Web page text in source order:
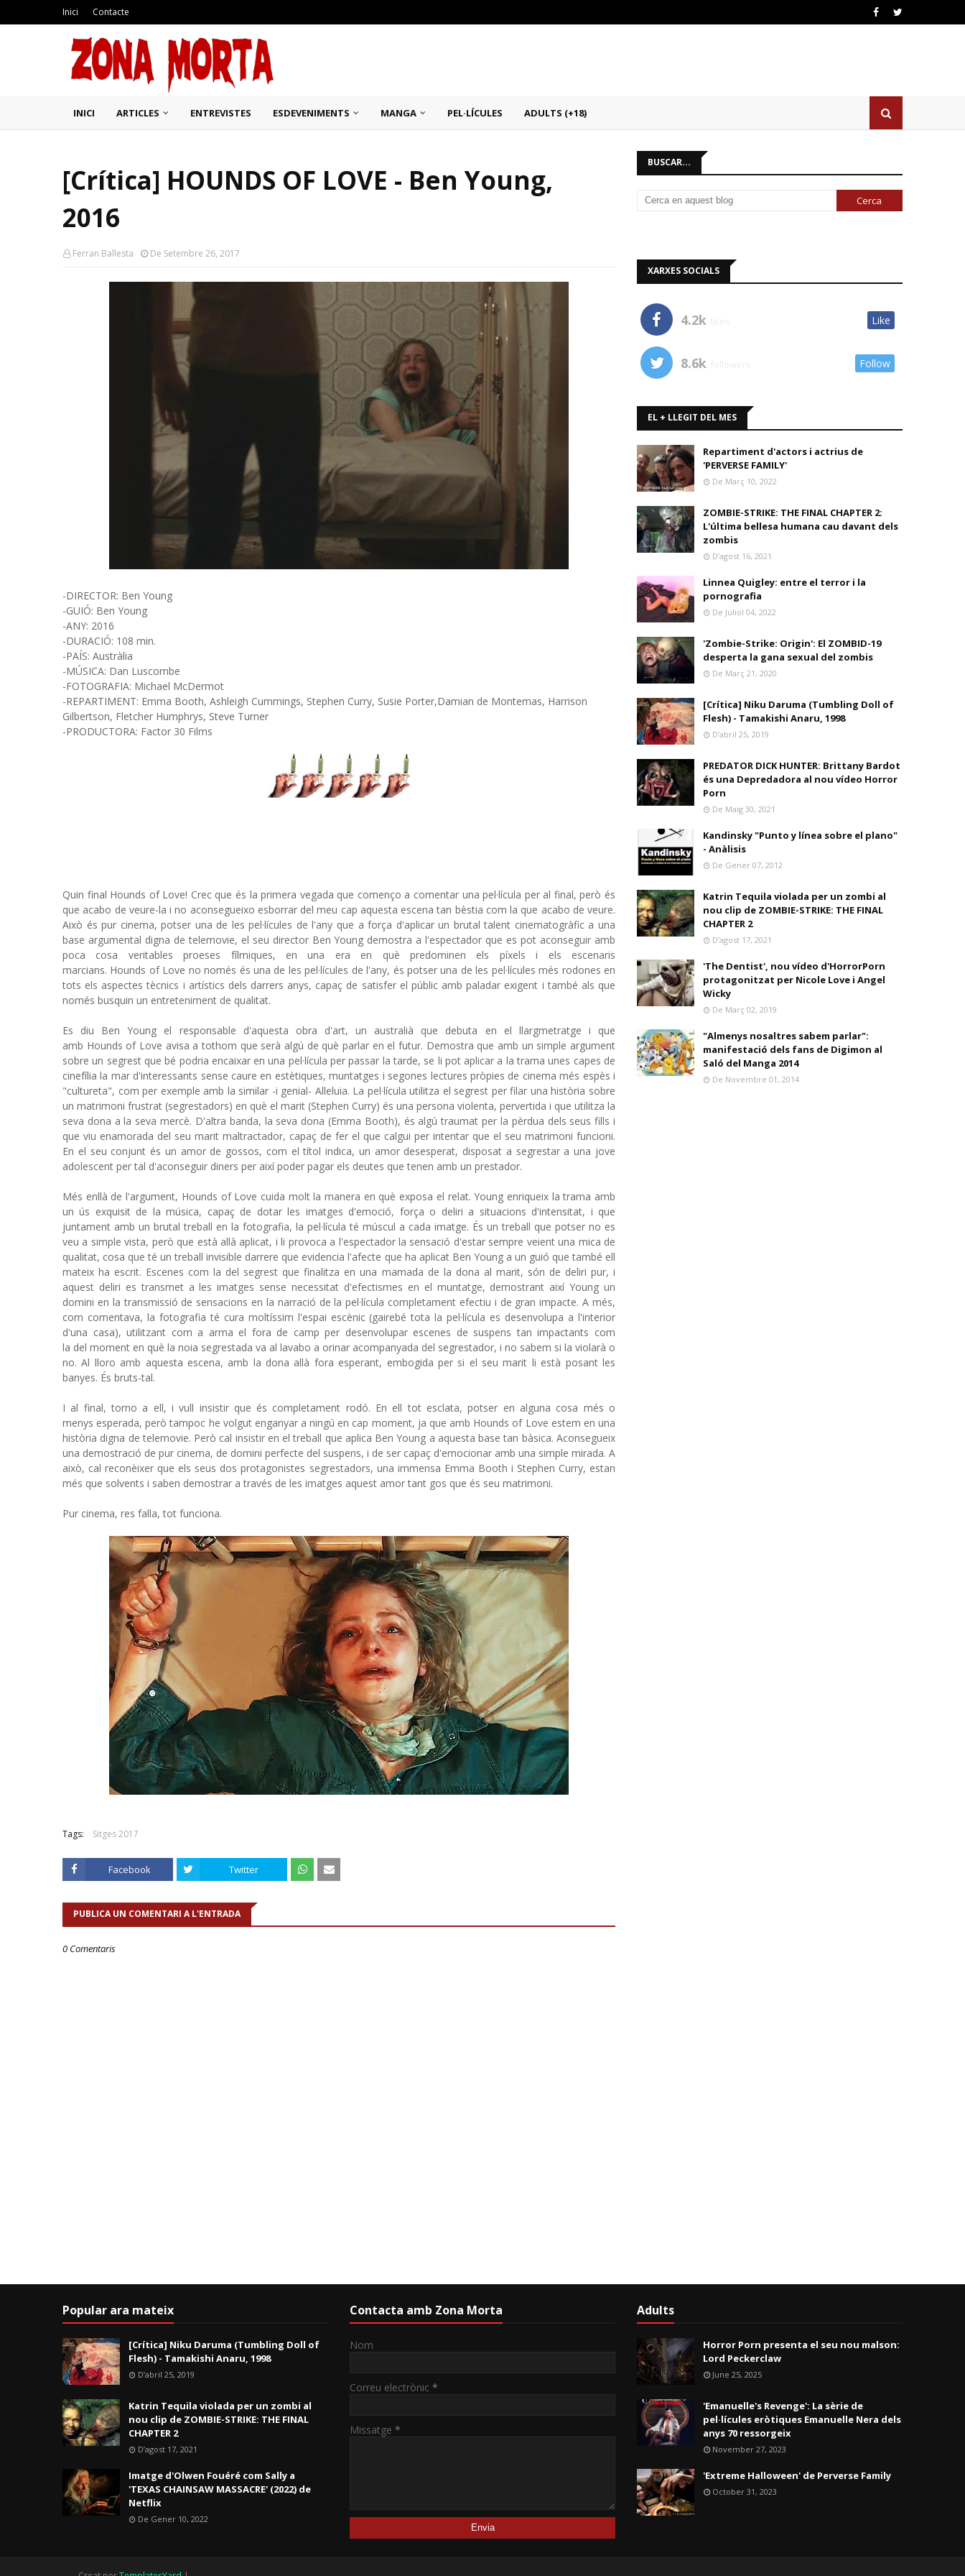
Inici Contacte
INICI ARTICLES ENTREVISTES ESDEVENIMENTS MANGA PEL·LÍCULES ADULTS (+18)
[Crítica] HOUNDS OF LOVE - Ben Young,
2016
Ferran Ballesta De Setembre 26, 2017
-DIRECTOR: Ben Young
-GUIÓ: Ben Young
-ANY: 2016
-DURACIÓ: 108 min.
-PAÍS: Austràlia
-MÚSICA: Dan Luscombe
-FOTOGRAFIA: Michael McDermot
-REPARTIMENT: Emma Booth, Ashleigh Cummings, Stephen Curry, Susie Porter,Damian de Montemas, Harrison
Gilbertson, Fletcher Humphrys, Steve Turner
-PRODUCTORA: Factor 30 Films
Quin final Hounds of Love! Crec que és la primera vegada que començo a comentar una pel·lícula per al final, però és
que acabo de veure-la i no aconsegueixo esborrar del meu cap aquesta escena tan bèstia com la que acabo de veure.
Això és pur cinema, potser una de les pel·lícules de l'any que a força d'aplicar un brutal talent cinematogràfic a una
base argumental digna de telemovie, el seu director Ben Young demostra a l'espectador que es pot aconseguir amb
poca cosa veritables proeses fílmiques, en una era en què predominen els píxels i els escenaris
marcians. Hounds of Love no només és una de les pel·lícules de l'any, és potser una de les pel·lícules més rodones en
tots els aspectes tècnics i artístics dels darrers anys, capaç de satisfer el públic amb paladar exigent i també als que
només busquin un entreteniment de qualitat.
Es diu Ben Young el responsable d'aquesta obra d'art, un australià que debuta en el llargmetratge i que
amb Hounds of Love avisa a tothom que serà algú de què parlar en el futur. Demostra que amb un simple argument
sobre un segrest que bé podria encaixar en una pel·lícula per passar la tarde, se li pot aplicar a la trama unes capes de
cinefília la mar d'interessants sense caure en estètiques, muntatges i segones lectures pròpies de cinema més espès i
"cultureta", com per exemple amb la similar -i genial- Alleluia. La pel·lícula utilitza el segrest per filar una història sobre
un matrimoni frustrat (segrestadors) en què el marit (Stephen Curry) és una persona violenta, pervertida i que utilitza la
seva dona a la seva mercè. D'altra banda, la seva dona (Emma Booth), és algú traumat per la pèrdua dels seus fills i
que viu enamorada del seu marit maltractador, capaç de fer el que calgui per intentar que el seu matrimoni funcioni.
En el seu conjunt és un amor de gossos, com el títol indica, un amor desesperat, disposat a segrestar a una jove
adolescent per tal d'aconseguir diners per així poder pagar els deutes que tenen amb un prestador.
Més enllà de l'argument, Hounds of Love cuida molt la manera en què exposa el relat. Young enriqueix la trama amb
un ús exquisit de la música, capaç de dotar les imatges d'emoció, força o deliri a situacions d'intensitat, i que
juntament amb un brutal treball en la fotografia, la pel·lícula té múscul a cada imatge. És un treball que potser no es
veu a simple vista, però que està allà aplicat, i li provoca a l'espectador la sensació d'estar sempre veient una mica de
qualitat, cosa que té un treball invisible darrere que evidencia l'afecte que ha aplicat Ben Young a un guió que també ell
mateix ha escrit. Escenes com la del segrest que finalitza en una mamada de la dona al marit, són de deliri pur, i
aquest deliri es transmet a les imatges sense necessitat d'efectismes en el muntatge, demostrant així Young un
domini en la transmissió de sensacions en la narració de la pel·lícula completament efectiu i de gran impacte. A més,
com comentava, la fotografia té cura moltíssim l'espai escènic (gairebé tota la pel·lícula es desenvolupa a l'interior
d'una casa), utilitzant com a arma el fora de camp per desenvolupar escenes de suspens tan impactants com
la del moment en què la noia segrestada va al lavabo a orinar acompanyada del segrestador, i no sabem si la violarà o
no. Al lloro amb aquesta escena, amb la dona allà fora esperant, embogida per si el seu marit li està posant les
banyes. És bruts-tal.
I al final, torno a ell, i vull insistir que és completament rodó. En ell tot esclata, potser en alguna cosa més o
menys esperada, però tampoc he volgut enganyar a ningú en cap moment, ja que amb Hounds of Love estem en una
història digna de telemovie. Però cal insistir en el treball que aplica Ben Young a aquesta base tan bàsica. Aconsegueix
una demostració de pur cinema, de domini perfecte del suspens, i de ser capaç d'emocionar amb una simple mirada. A
això, cal reconèixer que els seus dos protagonistes segrestadors, una immensa Emma Booth i Stephen Curry, estan
més que solvents i saben demostrar a través de les imatges aquest amor tant gos que és seu matrimoni.
Pur cinema, res falla, tot funciona.
Tags: Sitges 2017
Facebook Twitter
PUBLICA UN COMENTARI A L'ENTRADA
0 Comentaris
BUSCAR...
XARXES SOCIALS
4.2k Like
8.6k Follow
EL + LLEGIT DEL MES
Repartiment d'actors i actrius de
'PERVERSE FAMILY'
De Març 10, 2022
ZOMBIE-STRIKE: THE FINAL CHAPTER 2:
L'última bellesa humana cau davant dels
zombis
D’agost 16, 2021
Linnea Quigley: entre el terror i la
pornografia
De Juliol 04, 2022
'Zombie-Strike: Origin': El ZOMBID-19
desperta la gana sexual del zombis
De Març 21, 2020
[Crítica] Niku Daruma (Tumbling Doll of
Flesh) - Tamakishi Anaru, 1998
D’abril 25, 2019
PREDATOR DICK HUNTER: Brittany Bardot
és una Depredadora al nou vídeo Horror
Porn
De Maig 30, 2021
Kandinsky "Punto y línea sobre el plano"
- Anàlisis
De Gener 07, 2012
Katrin Tequila violada per un zombi al
nou clip de ZOMBIE-STRIKE: THE FINAL
CHAPTER 2
D’agost 17, 2021
'The Dentist', nou vídeo d'HorrorPorn
protagonitzat per Nicole Love i Angel
Wicky
De Març 02, 2019
"Almenys nosaltres sabem parlar":
manifestació dels fans de Digimon al
Saló del Manga 2014
De Novembre 01, 2014
Popular ara mateix
[Crítica] Niku Daruma (Tumbling Doll of
Flesh) - Tamakishi Anaru, 1998
D’abril 25, 2019
Katrin Tequila violada per un zombi al
nou clip de ZOMBIE-STRIKE: THE FINAL
CHAPTER 2
D’agost 17, 2021
Imatge d'Olwen Fouéré com Sally a
'TEXAS CHAINSAW MASSACRE' (2022) de
Netflix
De Gener 10, 2022
Contacta amb Zona Morta
Nom
Correu electrònic *
Missatge *
Adults
Horror Porn presenta el seu nou malson:
Lord Peckerclaw
June 25, 2025
'Emanuelle's Revenge': La sèrie de
pel·lícules eròtiques Emanuelle Nera dels
anys 70 ressorgeix
November 27, 2023
'Extreme Halloween' de Perverse Family
October 31, 2023